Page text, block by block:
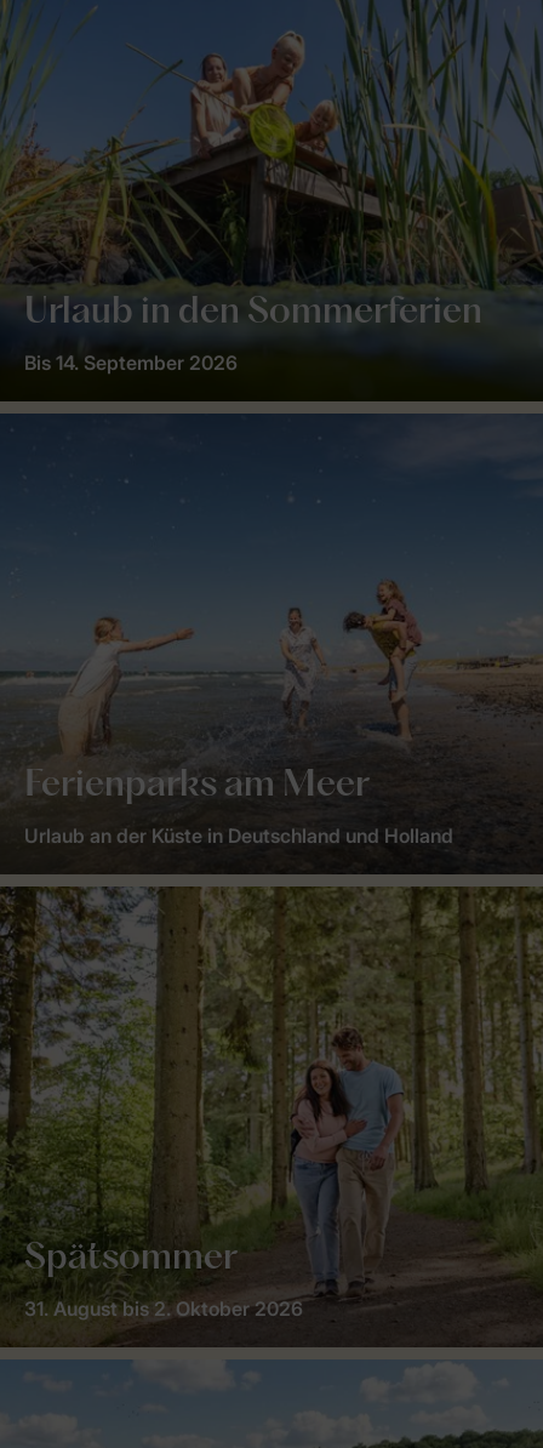
Urlaub in den Sommerferien
Bis 14. September 2026
Ferienparks am Meer
Urlaub an der Küste in Deutschland und Holland
Spätsommer
31. August bis 2. Oktober 2026